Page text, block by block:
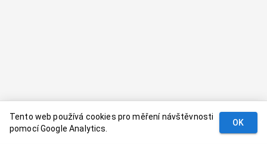
Tento web používá cookies pro měření návštěvnosti
pomocí Google Analytics.
OK